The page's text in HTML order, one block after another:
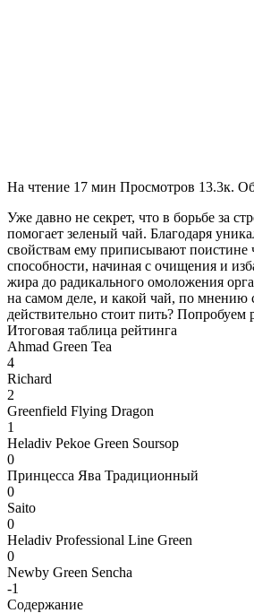
На чтение 17 мин Просмотров 13.3к.
Уже давно не секрет, что в борьбе за
помогает зеленый чай. Благодаря
свойствам ему приписывают поистине
способности, начиная с очищения и
жира до радикального омоложения
на самом деле, и какой чай, по мнению
действительно стоит пить? Попробуем
Итоговая таблица рейтинга
Ahmad Green Tea
4
Richard
2
Greenfield Flying Dragon
1
Heladiv Pekoe Green Soursop
0
Принцесса Ява Традиционный
0
Saito
0
Heladiv Professional Line Green
0
Newby Green Sencha
-1
Содержание